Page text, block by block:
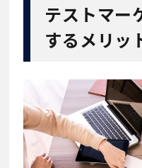
テストマー
するメリッ